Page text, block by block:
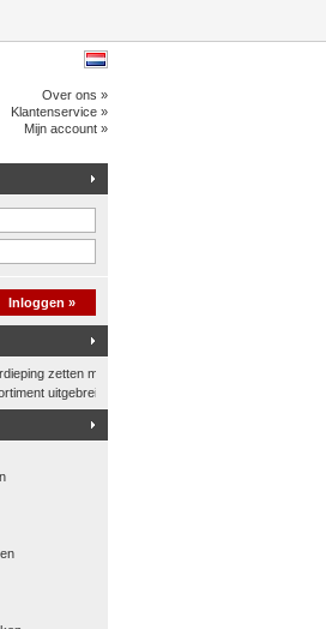
Over ons »
Klantenservice »
Mijn account »
Inloggen »
zetten met een palletkantelhek
uitgebreid